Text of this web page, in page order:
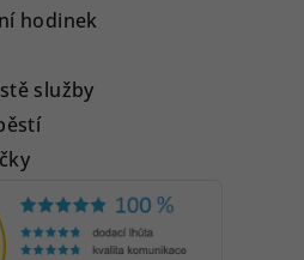
hodinek
služby